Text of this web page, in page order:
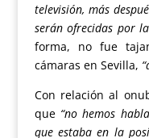
televisión, más
serán ofrecidas por
forma, no fue
cámaras en Sevilla,
Con relación al
que “no hemos
que estaba en la